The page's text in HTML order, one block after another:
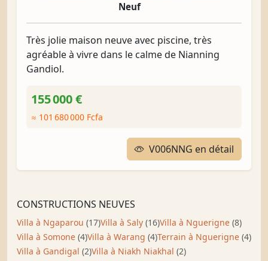
Neuf
Très jolie maison neuve avec piscine, très
agréable à vivre dans le calme de Nianning
Gandiol.
155 000 €
≈ 101 680 000 Fcfa
V006NNG en détail
CONSTRUCTIONS NEUVES
Villa à Ngaparou (17)Villa à Saly (16)Villa à Nguerigne (8)
Villa à Somone (4)Villa à Warang (4)Terrain à Nguerigne (4)
Villa à Gandigal (2)Villa à Niakh Niakhal (2)